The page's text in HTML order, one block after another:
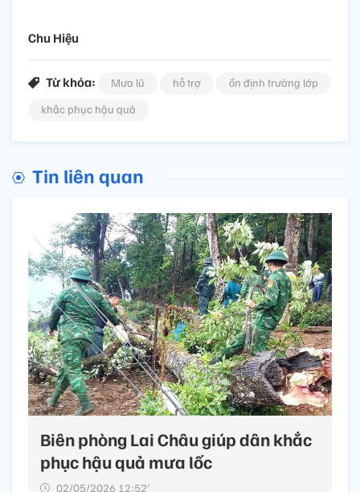
Chu Hiệu
Từ khóa: Mưa lũ hỗ trợ
ổn định trường lớp
khắc phục hậu quả
Tin liên quan
Biên phòng Lai Châu giúp dân khắc
phục hậu quả mưa lốc
02/05/2026 12:52’